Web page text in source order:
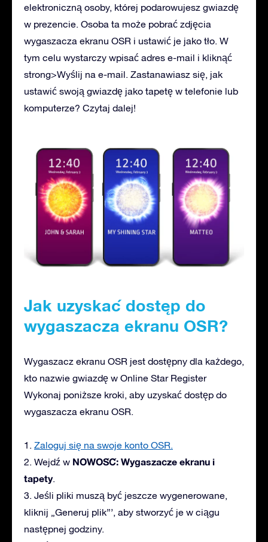
elektroniczną osoby, której podarowujesz gwiazdę
w prezencie. Osoba ta może pobrać zdjęcia
wygaszacza ekranu OSR i ustawić je jako tło. W
tym celu wystarczy wpisać adres e-mail i kliknąć
strong>Wyślij na e-mail. Zastanawiasz się, jak
ustawić swoją gwiazdę jako tapetę w telefonie lub
komputerze? Czytaj dalej!
Jak uzyskać dostęp do
wygaszacza ekranu OSR?
Wygaszacz ekranu OSR jest dostępny dla każdego,
kto nazwie gwiazdę w Online Star Register
Wykonaj poniższe kroki, aby uzyskać dostęp do
wygaszacza ekranu OSR.
1. Zaloguj się na swoje konto OSR.
2. Wejdź w NOWOŚĆ: Wygaszacze ekranu i
tapety.
3. Jeśli pliki muszą być jeszcze wygenerowane,
kliknij „Generuj plik”’, aby stworzyć je w ciągu
następnej godziny.